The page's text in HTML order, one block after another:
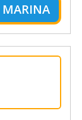
MARINA